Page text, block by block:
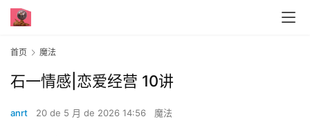
首页 魔法
石一情感|恋爱经营 10讲
anrt 20 de 5 月 de 2026 14:56 魔法